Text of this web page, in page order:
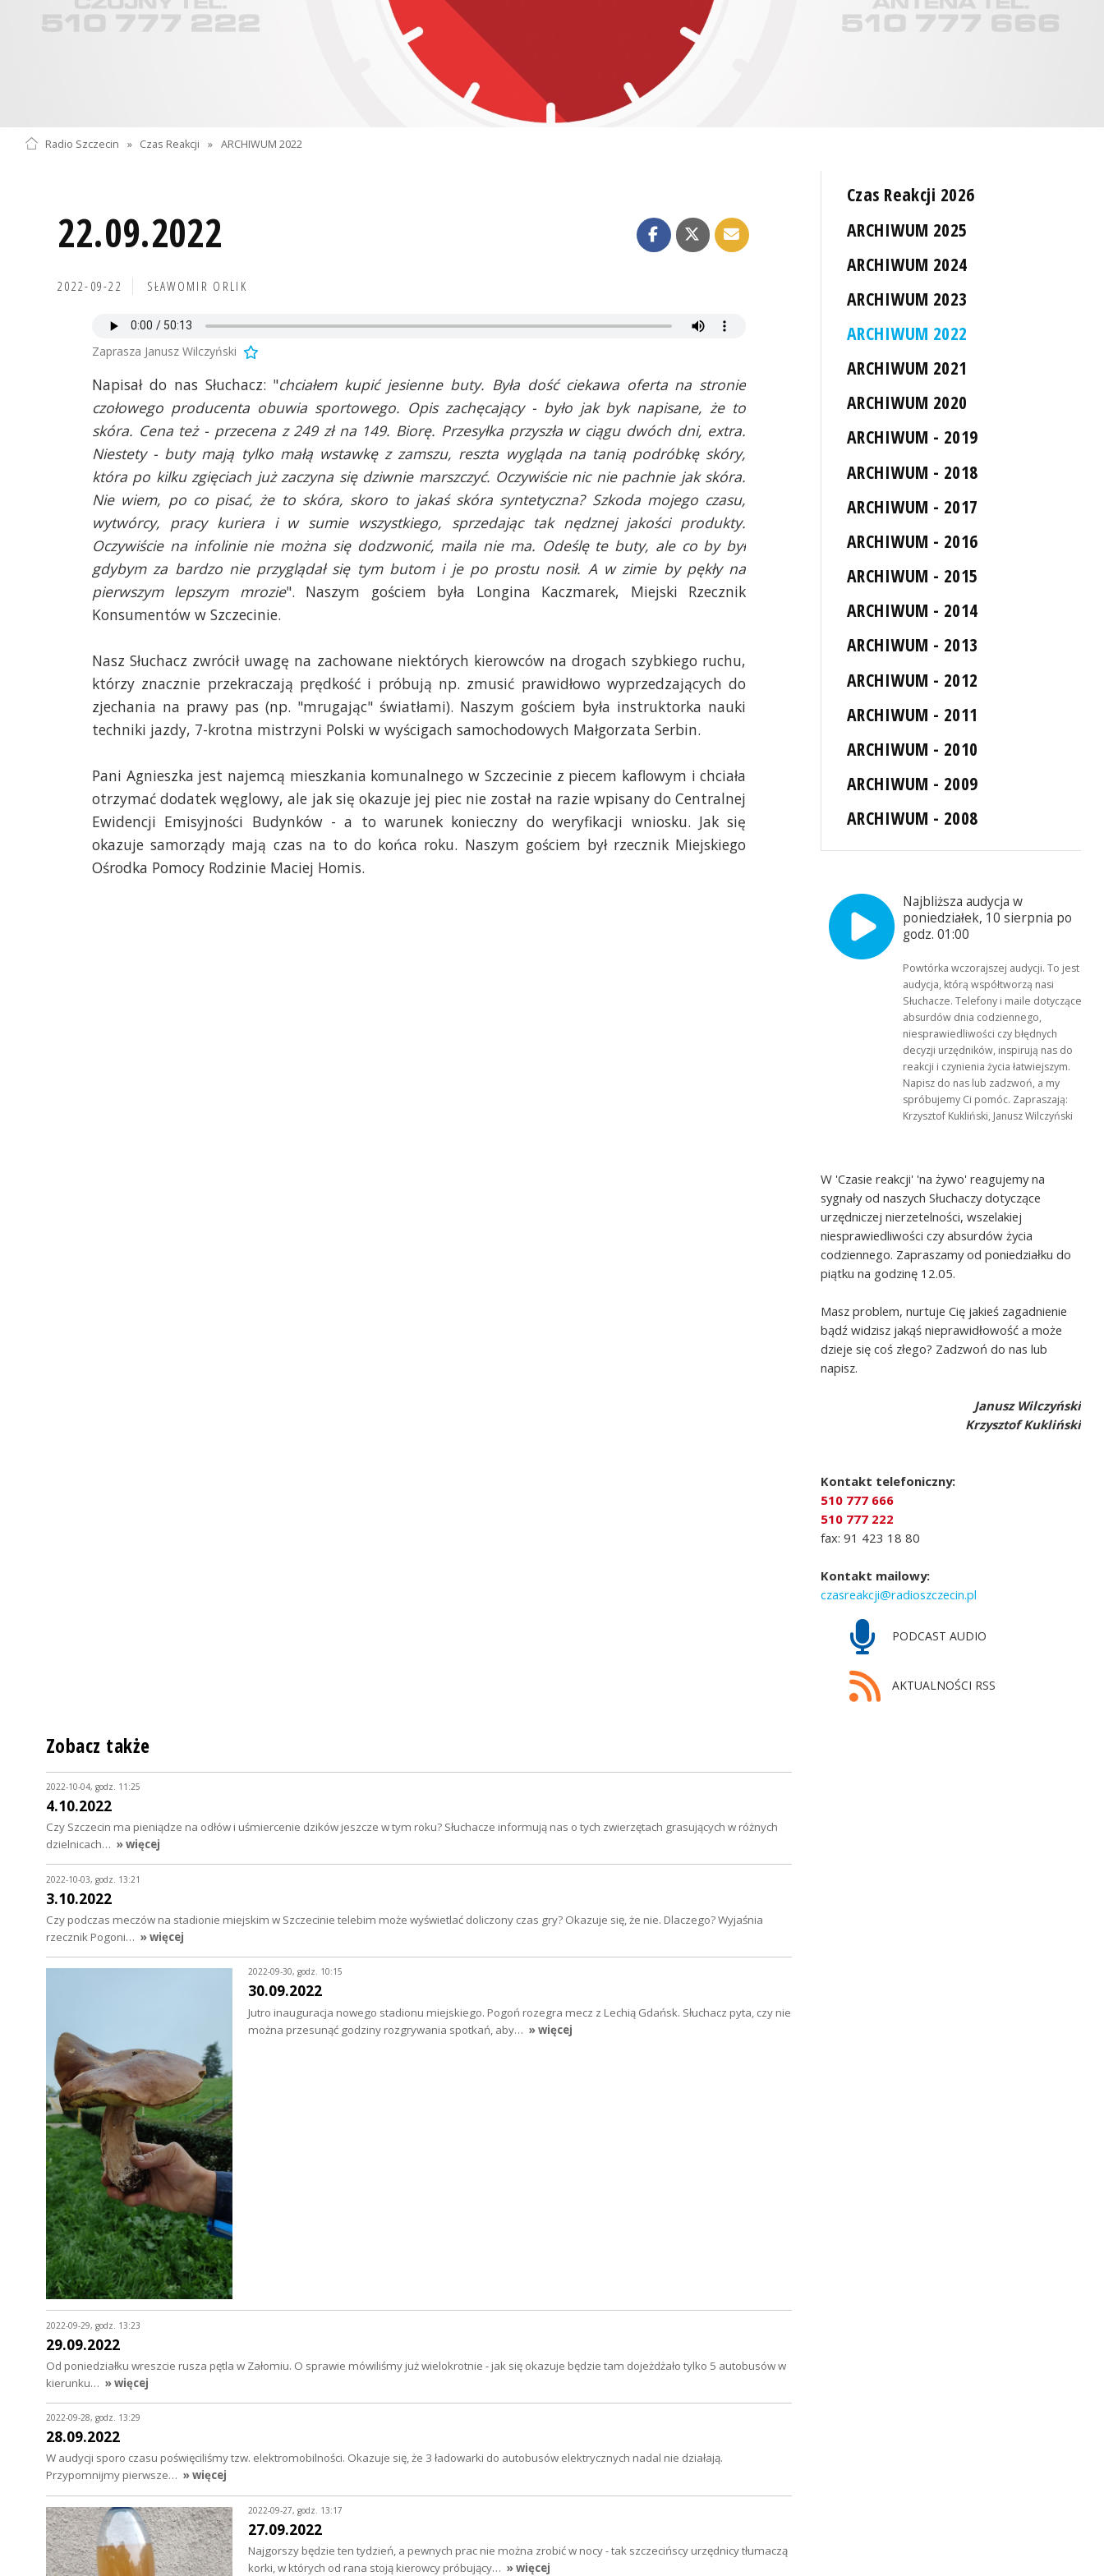
Radio Szczecin » Czas Reakcji » ARCHIWUM 2022
22.09.2022
2022-09-22 SŁAWOMIR ORLIK
Zaprasza Janusz Wilczyński
Napisał do nas Słuchacz: "chciałem kupić jesienne buty. Była dość ciekawa oferta na stronie
czołowego producenta obuwia sportowego. Opis zachęcający - było jak byk napisane, że to
skóra. Cena też - przecena z 249 zł na 149. Biorę. Przesyłka przyszła w ciągu dwóch dni, extra.
Niestety - buty mają tylko małą wstawkę z zamszu, reszta wygląda na tanią podróbkę skóry,
która po kilku zgięciach już zaczyna się dziwnie marszczyć. Oczywiście nic nie pachnie jak skóra.
Nie wiem, po co pisać, że to skóra, skoro to jakaś skóra syntetyczna? Szkoda mojego czasu,
wytwórcy, pracy kuriera i w sumie wszystkiego, sprzedając tak nędznej jakości produkty.
Oczywiście na infolinie nie można się dodzwonić, maila nie ma. Odeślę te buty, ale co by był
gdybym za bardzo nie przyglądał się tym butom i je po prostu nosił. A w zimie by pękły na
pierwszym lepszym mrozie". Naszym gościem była Longina Kaczmarek, Miejski Rzecznik
Konsumentów w Szczecinie.
Nasz Słuchacz zwrócił uwagę na zachowane niektórych kierowców na drogach szybkiego ruchu,
którzy znacznie przekraczają prędkość i próbują np. zmusić prawidłowo wyprzedzających do
zjechania na prawy pas (np. "mrugając" światłami). Naszym gościem była instruktorka nauki
techniki jazdy, 7-krotna mistrzyni Polski w wyścigach samochodowych Małgorzata Serbin.
Pani Agnieszka jest najemcą mieszkania komunalnego w Szczecinie z piecem kaflowym i chciała
otrzymać dodatek węglowy, ale jak się okazuje jej piec nie został na razie wpisany do Centralnej
Ewidencji Emisyjności Budynków - a to warunek konieczny do weryfikacji wniosku. Jak się
okazuje samorządy mają czas na to do końca roku. Naszym gościem był rzecznik Miejskiego
Ośrodka Pomocy Rodzinie Maciej Homis.
Czas Reakcji 2026
ARCHIWUM 2025
ARCHIWUM 2024
ARCHIWUM 2023
ARCHIWUM 2022
ARCHIWUM 2021
ARCHIWUM 2020
ARCHIWUM - 2019
ARCHIWUM - 2018
ARCHIWUM - 2017
ARCHIWUM - 2016
ARCHIWUM - 2015
ARCHIWUM - 2014
ARCHIWUM - 2013
ARCHIWUM - 2012
ARCHIWUM - 2011
ARCHIWUM - 2010
ARCHIWUM - 2009
ARCHIWUM - 2008
Najbliższa audycja w
poniedziałek, 10 sierpnia po
godz. 01:00
Powtórka wczorajszej audycji. To jest
audycja, którą współtworzą nasi
Słuchacze. Telefony i maile dotyczące
absurdów dnia codziennego,
niesprawiedliwości czy błędnych
decyzji urzędników, inspirują nas do
reakcji i czynienia życia łatwiejszym.
Napisz do nas lub zadzwoń, a my
spróbujemy Ci pomóc. Zapraszają:
Krzysztof Kukliński, Janusz Wilczyński
W 'Czasie reakcji' 'na żywo' reagujemy na
sygnały od naszych Słuchaczy dotyczące
urzędniczej nierzetelności, wszelakiej
niesprawiedliwości czy absurdów życia
codziennego. Zapraszamy od poniedziałku do
piątku na godzinę 12.05.
Masz problem, nurtuje Cię jakieś zagadnienie
bądź widzisz jakąś nieprawidłowość a może
dzieje się coś złego? Zadzwoń do nas lub
napisz.
Janusz Wilczyński
Krzysztof Kukliński
Kontakt telefoniczny:
510 777 666
510 777 222
fax: 91 423 18 80
Kontakt mailowy:
czasreakcji@radioszczecin.pl
PODCAST AUDIO
AKTUALNOŚCI RSS
Zobacz także
2022-10-04, godz. 11:25
4.10.2022
Czy Szczecin ma pieniądze na odłów i uśmiercenie dzików jeszcze w tym roku? Słuchacze informują nas o tych zwierzętach grasujących w różnych
dzielnicach… » więcej
2022-10-03, godz. 13:21
3.10.2022
Czy podczas meczów na stadionie miejskim w Szczecinie telebim może wyświetlać doliczony czas gry? Okazuje się, że nie. Dlaczego? Wyjaśnia
rzecznik Pogoni… » więcej
2022-09-30, godz. 10:15
30.09.2022
Jutro inauguracja nowego stadionu miejskiego. Pogoń rozegra mecz z Lechią Gdańsk. Słuchacz pyta, czy nie
można przesunąć godziny rozgrywania spotkań, aby… » więcej
2022-09-29, godz. 13:23
29.09.2022
Od poniedziałku wreszcie rusza pętla w Załomiu. O sprawie mówiliśmy już wielokrotnie - jak się okazuje będzie tam dojeżdżało tylko 5 autobusów w
kierunku… » więcej
2022-09-28, godz. 13:29
28.09.2022
W audycji sporo czasu poświęciliśmy tzw. elektromobilności. Okazuje się, że 3 ładowarki do autobusów elektrycznych nadal nie działają.
Przypomnijmy pierwsze… » więcej
2022-09-27, godz. 13:17
27.09.2022
Najgorszy będzie ten tydzień, a pewnych prac nie można zrobić w nocy - tak szczecińscy urzędnicy tłumaczą
korki, w których od rana stoją kierowcy próbujący… » więcej